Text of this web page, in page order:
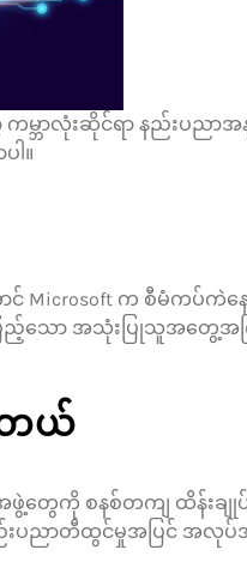
ကမ္ဘာလုံးဆိုင်ရာ နည်းပညာအ
ါ။
င် Microsoft က စီမံကပ်ကဲ
ပြည့်သော အသုံးပြုသူအတွေ့
တယ်
တွေကို စနစ်တကျ ထိန်းချုပ်ပ
ည်းပညာတီထွင်မှုအပြင် အလု